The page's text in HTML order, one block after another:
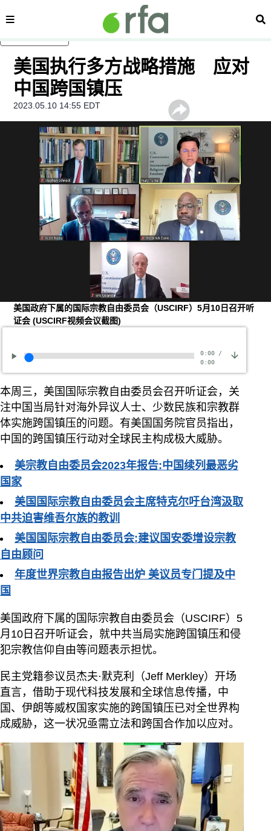
内容分类 搜
美国执行多方战略措施 应对
中国跨国镇压
2023.05.10 14:55 EDT
美国政府下属的国际宗教自由委员会（USCIRF）5月10日召开听
证会(USCIRF视频会议截图)
0:00/
0:00
本周三，美国国际宗教自由委员会召开听证会，关
注中国当局针对海外异议人士、少数民族和宗教群
体实施跨国镇压的问题。有美国国务院官员指出，
中国的跨国镇压行动对全球民主构成极大威胁。
美宗教自由委员会2023年报告:中国续列最恶劣
国家
美国国际宗教自由委员会主席特克尔吁台湾汲取
中共迫害维吾尔族的教训
美国国际宗教自由委员会:建议国安委增设宗教
自由顾问
年度世界宗教自由报告出炉 美议员专门提及中
国
美国政府下属的国际宗教自由委员会（USCIRF）5
月10日召开听证会，就中共当局实施跨国镇压和侵
犯宗教信仰自由等问题表示担忧。
民主党籍参议员杰夫·默克利（Jeff Merkley）开场
直言，借助于现代科技发展和全球信息传播，中
国、伊朗等威权国家实施的跨国镇压已对全世界构
成威胁，这一状况亟需立法和跨国合作加以应对。